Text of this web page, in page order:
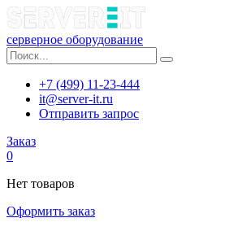
серверное оборудование
+7 (499) 11-23-444
it@server-it.ru
Отправить запрос
Заказ
0
Нет товаров
Оформить заказ